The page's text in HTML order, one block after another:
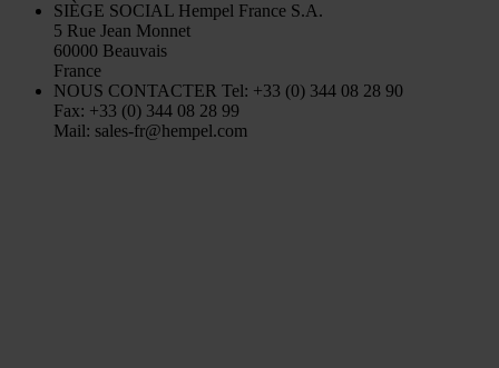
SIÈGE SOCIAL Hempel France S.A.
5 Rue Jean Monnet
60000 Beauvais
France
NOUS CONTACTER Tel: +33 (0) 344 08 28 90
Fax: +33 (0) 344 08 28 99
Mail: sales-fr@hempel.com